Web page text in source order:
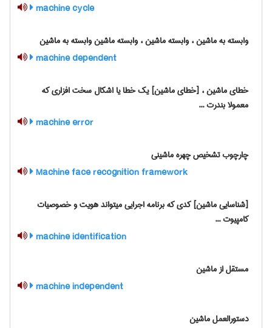
machine cycle
وابسته به ماشین ، وابسته ماشین ، وابسته ماشین وابسته به ماشین
machine dependent
خطای ماشین ، [خطای ماشین] یک خطا یا اشکال سخت افزاری که
معمولا بندرت ...
machine error
چارچوب تشخیص چهره ماشینی
Machine face recognition framework
[شناسایی ماشین] کدی که برنامه اجرایی میتواند هویت و خصوصیات
کامپیوت ...
machine identification
مستقل از ماشین
machine independent
دستورالعمل ماشین